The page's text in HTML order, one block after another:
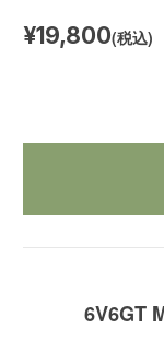
¥19,800(税込)
6V6GT